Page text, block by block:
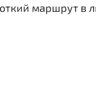
маршрут в